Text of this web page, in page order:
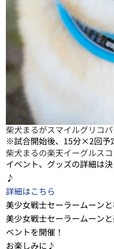
柴犬まるがスマイルグリコ
※試合開始後、15分×2回予
柴犬まるの楽天イーグルス
イベント、グッズの詳細は
♪
詳細はこちら
美少女戦士セーラームーン
美少女戦士セーラームーン
ベントを開催！
お楽しみに♪